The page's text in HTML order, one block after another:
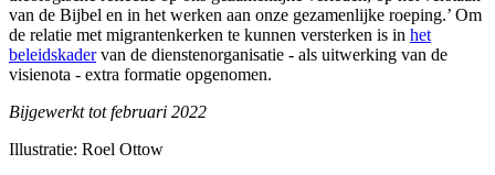
van de Bijbel en in het werken aan onze gezamenlijke roeping.’ Om
de relatie met migrantenkerken te kunnen versterken is in het
beleidskadervan de dienstenorganisatie - als uitwerking van de
visienota - extra formatie opgenomen.
Bijgewerkt tot februari 2022
Illustratie: Roel Ottow